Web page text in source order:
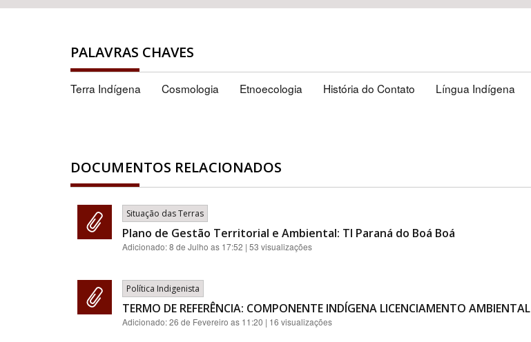
PALAVRAS CHAVES
Terra Indígena Cosmologia Etnoecologia História do Contato Língua Indígena
DOCUMENTOS RELACIONADOS
Situação das Terras
Plano de Gestão Territorial e Ambiental: TI Paraná do Boá Boá
Adicionado:8 de Julho as 17:52 | 53 visualizações
Política Indigenista
TERMO DE REFERÊNCIA: COMPONENTE INDÍGENA LICENCIAMENTO AMBIENTAL
Adicionado:26 de Fevereiro as 11:20 | 16 visualizações